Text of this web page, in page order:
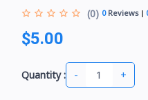
(0) 0Reviews
$5.00
Quantity : - +